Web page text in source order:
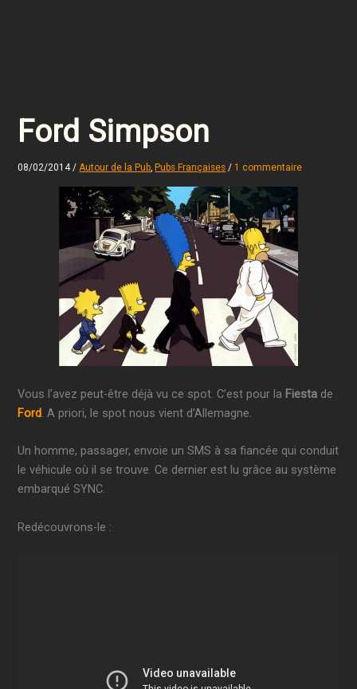
Ford Simpson
08/02/2014/Autour de la Pub, Pubs Françaises / 1 commentaire
Vous l’avez peut-être déjà vu ce spot. C’est pour la Fiesta de
Ford. A priori, le spot nous vient d’Allemagne.
Un homme, passager, envoie un SMS à sa fiancée qui conduit
le véhicule où il se trouve. Ce dernier est lu grâce au système
embarqué SYNC.
Redécouvrons-le :